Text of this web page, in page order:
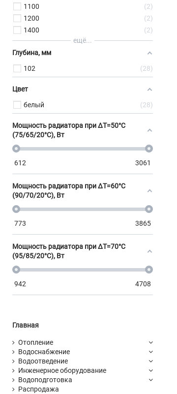
1100
2
1200
2
1400
2
ещё...
Глубина, мм
102
28
Цвет
белый
28
Мощность радиатора при ΔT=50°C
(75/65/20°C), Вт
612 3061
Мощность радиатора при ΔT=60°C
(90/70/20°C), Вт
773 3865
Мощность радиатора при ΔT=70°C
(95/85/20°C), Вт
942 4708
Главная
Отопление
Водоснабжение
Водоотведение
Инженерное оборудование
Водоподготовка
Распродажа